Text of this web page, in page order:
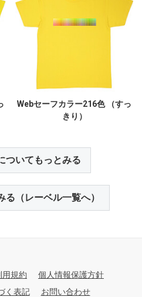
Webセーフカラー216色 （すっ
きり）
ついてもっとみる
（レーベル一覧へ）
用規約
個人情報保護方針
く表記
お問い合わせ